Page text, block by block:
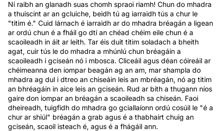
Ní raibh an glanadh suas chomh spraoi riamh! Chun do mhadra
a thuiscint ar an gcluiche, beidh tú ag iarraidh tús a chur le
"titim é." Cuid lárnach é iarraidh ar do mhadra bréagán a ligean
ar ordú chun é a fháil go dtí an chéad chéim eile chun é a
scaoileadh in áit ar leith. Tar éis duit titim soladach a bheith
agat, cuir tús le do mhadra a mhúnlú chun bréagáin a
scaoileadh i gciseán nó i mbosca. Cliceáil agus déan cóireáil ar
chéimeanna den iompar beagán ag an am, mar shampla do
mhadra ag dul i dtreo an chiseáin leis an mbréagán, nó ag titim
an bhréagáin in aice leis an gciseán. Rud ar bith a thugann níos
gaire don iompar an bréagán a scaoileadh sa chiseán. Faoi
dheireadh, tuigfidh do mhadra go gciallaíonn ordú cosúil le "é a
chur ar shiúl" bréagán a grab agus é a thabhairt chuig an
gciseán, scaoil isteach é, agus é a fhágáil ann.